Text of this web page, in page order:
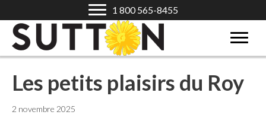
1 800 565-8455
Les petits plaisirs du Roy
2 novembre 2025